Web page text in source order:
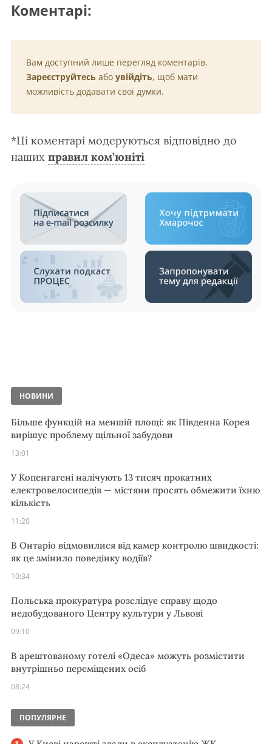
Коментарі:
Вам доступний лише перегляд коментарів.
Зареєструйтесь або увійдіть, щоб мати
можливість додавати свої думки.
*Ці коментарі модеруються відповідно до
наших правил ком’юніті
НОВИНИ
Більше функцій на меншій площі: як Південна Корея
вирішує проблему щільної забудови
13:01
У Копенгагені налічують 13 тисяч прокатних
електровелосипедів — містяни просять обмежити їхню
кількість
11:20
В Онтаріо відмовилися від камер контролю швидкості:
як це змінило поведінку водіїв?
10:34
Польська прокуратура розслідує справу щодо
недобудованого Центру культури у Львові
09:10
В арештованому готелі «Одеса» можуть розмістити
внутрішньо переміщених осіб
08:24
ПОПУЛЯРНЕ